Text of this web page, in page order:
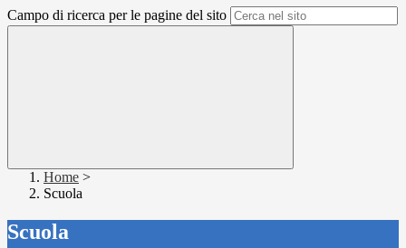
Campo di ricerca per le pagine del sito
Home >
Scuola
Scuola